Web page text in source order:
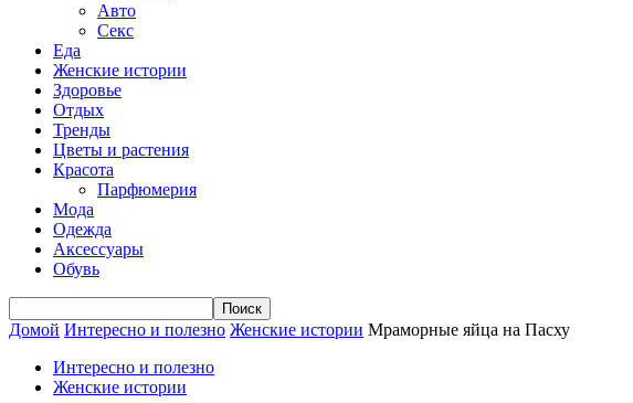
Авто
Секс
Еда
Женские истории
Здоровье
Отдых
Тренды
Цветы и растения
Красота
Парфюмерия
Мода
Одежда
Аксессуары
Обувь
Домой Интересно и полезно Женские истории Мраморные яйца на Пасху
Интересно и полезно
Женские истории